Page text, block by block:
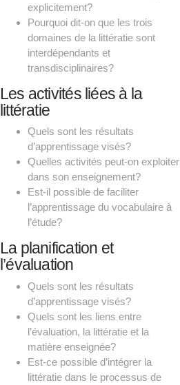
explicitement?
Pourquoi dit-on que les trois
domaines de la littératie sont
interdépendants et
transdisciplinaires?
Les activités liées à la
littératie
Quels sont les résultats
d’apprentissage visés?
Quelles activités peut-on exploiter
dans son enseignement?
Est-il possible de faciliter
l’apprentissage du vocabulaire à
l’étude?
La planification et
l’évaluation
Quels sont les résultats
d’apprentissage visés?
Quels sont les liens entre
l’évaluation, la littératie et la
matière enseignée?
Est-ce possible d’intégrer la
littératie dans le processus de